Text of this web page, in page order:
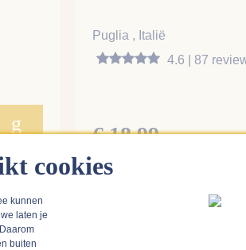
g
Puglia , Italië
4.6 | 87
€ 18,99
van anderen
cookies
kunnen
laten je
buiten